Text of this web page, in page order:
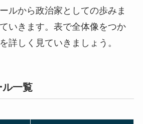
ルから政治家としての歩みま
いきます。表で全体像をつか
詳しく見ていきましょう。
一覧